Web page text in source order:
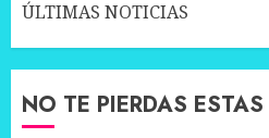
ÚLTIMAS NOTICIAS
NO TE PIERDAS